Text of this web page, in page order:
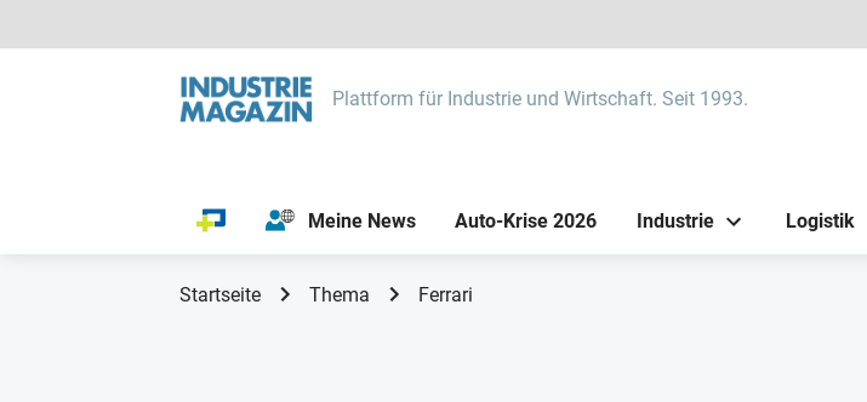
Plattform für Industrie und Wirtschaft. Seit 1993.
Meine News Auto-Krise 2026 Industrie Logistik
Startseite Thema Ferrari